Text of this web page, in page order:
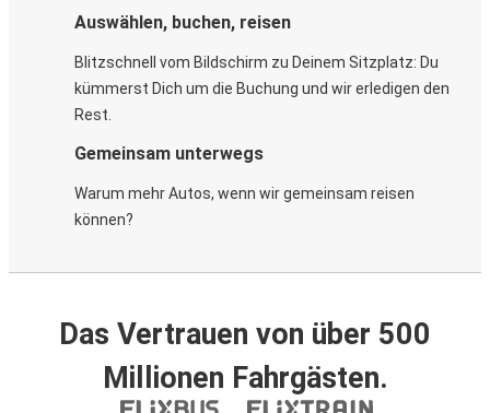
Auswählen, buchen, reisen
Blitzschnell vom Bildschirm zu Deinem Sitzplatz: Du
kümmerst Dich um die Buchung und wir erledigen den
Rest.
Gemeinsam unterwegs
Warum mehr Autos, wenn wir gemeinsam reisen
können?
Das Vertrauen von über 500
Millionen Fahrgästen.